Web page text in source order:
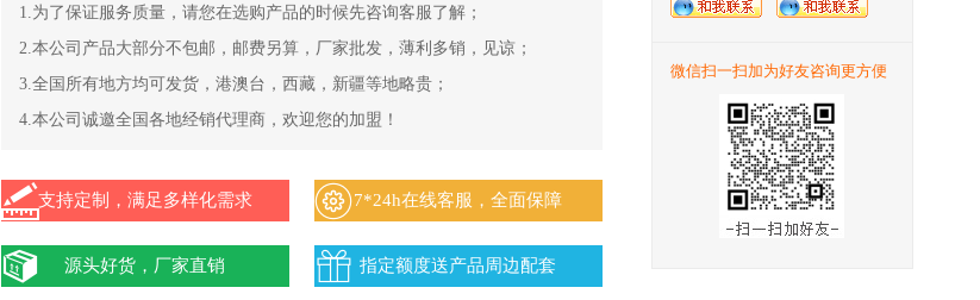
1.为了保证服务质量，请您在选购产品的时候先咨询客服了解；
2.本公司产品大部分不包邮，邮费另算，厂家批发，薄利多销，见谅；
3.全国所有地方均可发货，港澳台，西藏，新疆等地略贵；
4.本公司诚邀全国各地经销代理商，欢迎您的加盟！
支持定制，满足多样化需求 7*24h在线客服，全面保障
源头好货，厂家直销 指定额度送产品周边配套
微信扫一扫加为好友咨询更方便